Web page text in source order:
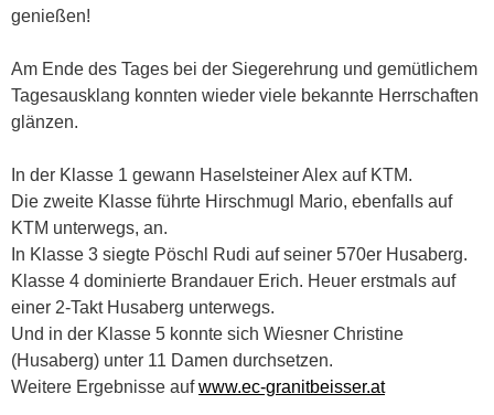
genießen!
Am Ende des Tages bei der Siegerehrung und gemütlichem
Tagesausklang konnten wieder viele bekannte Herrschaften
glänzen.
In der Klasse 1 gewann Haselsteiner Alex auf KTM.
Die zweite Klasse führte Hirschmugl Mario, ebenfalls auf
KTM unterwegs, an.
In Klasse 3 siegte Pöschl Rudi auf seiner 570er Husaberg.
Klasse 4 dominierte Brandauer Erich. Heuer erstmals auf
einer 2-Takt Husaberg unterwegs.
Und in der Klasse 5 konnte sich Wiesner Christine
(Husaberg) unter 11 Damen durchsetzen.
Weitere Ergebnisse aufwww.ec-granitbeisser.at